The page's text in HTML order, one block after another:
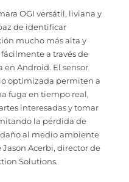
OGI versátil, liviana y
de identificar
mucho más alta y
a través de
en Android. El sensor
optimizada permiten a
fuga en tiempo real,
interesadas y tomar
la pérdida de
al medio ambiente
Acerbi, director de
Solutions.